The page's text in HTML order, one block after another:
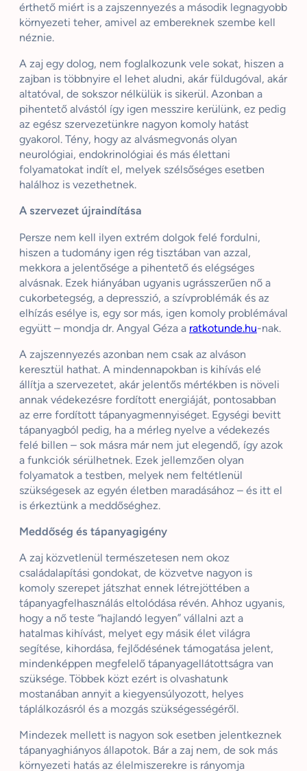
érthető miért is a zajszennyezés a második legnagyobb
környezeti teher, amivel az embereknek szembe kell
néznie.
A zaj egy dolog, nem foglalkozunk vele sokat, hiszen a
zajban is többnyire el lehet aludni, akár füldugóval, akár
altatóval, de sokszor nélkülük is sikerül. Azonban a
pihentető alvástól így igen messzire kerülünk, ez pedig
az egész szervezetünkre nagyon komoly hatást
gyakorol. Tény, hogy az alvásmegvonás olyan
neurológiai, endokrinológiai és más élettani
folyamatokat indít el, melyek szélsőséges esetben
halálhoz is vezethetnek.
A szervezet újraindítása
Persze nem kell ilyen extrém dolgok felé fordulni,
hiszen a tudomány igen rég tisztában van azzal,
mekkora a jelentősége a pihentető és elégséges
alvásnak. Ezek hiányában ugyanis ugrásszerűen nő a
cukorbetegség, a depresszió, a szívproblémák és az
elhízás esélye is, egy sor más, igen komoly problémával
együtt – mondja dr. Angyal Géza a ratkotunde.hu-nak.
A zajszennyezés azonban nem csak az alváson
keresztül hathat. A mindennapokban is kihívás elé
állítja a szervezetet, akár jelentős mértékben is növeli
annak védekezésre fordított energiáját, pontosabban
az erre fordított tápanyagmennyiséget. Egységi bevitt
tápanyagból pedig, ha a mérleg nyelve a védekezés
felé billen – sok másra már nem jut elegendő, így azok
a funkciók sérülhetnek. Ezek jellemzően olyan
folyamatok a testben, melyek nem feltétlenül
szükségesek az egyén életben maradásához – és itt el
is érkeztünk a meddőséghez.
Meddőség és tápanyagigény
A zaj közvetlenül természetesen nem okoz
családalapítási gondokat, de közvetve nagyon is
komoly szerepet játszhat ennek létrejöttében a
tápanyagfelhasználás eltolódása révén. Ahhoz ugyanis,
hogy a nő teste “hajlandó legyen” vállalni azt a
hatalmas kihívást, melyet egy másik élet világra
segítése, kihordása, fejlődésének támogatása jelent,
mindenképpen megfelelő tápanyagellátottságra van
szüksége. Többek közt ezért is olvashatunk
mostanában annyit a kiegyensúlyozott, helyes
táplálkozásról és a mozgás szükségességéről.
Mindezek mellett is nagyon sok esetben jelentkeznek
tápanyaghiányos állapotok. Bár a zaj nem, de sok más
környezeti hatás az élelmiszerekre is rányomja